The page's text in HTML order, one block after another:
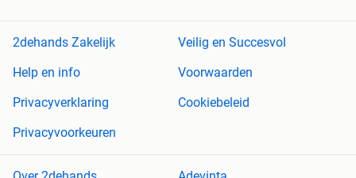
2dehands Zakelijk
Veilig en Succesvol
Help en info
Voorwaarden
Privacyverklaring
Cookiebeleid
Privacyvoorkeuren